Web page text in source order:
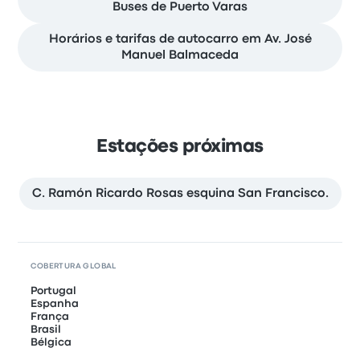
Buses de Puerto Varas
Horários e tarifas de autocarro em Av. José
Manuel Balmaceda
Estações próximas
C. Ramón Ricardo Rosas esquina San Francisco.
COBERTURA GLOBAL
Portugal
Espanha
França
Brasil
Bélgica